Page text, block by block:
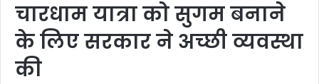
चारधाम यात्रा को सुगम बनाने
के लिए सरकार ने अच्छी व्यवस्था
की